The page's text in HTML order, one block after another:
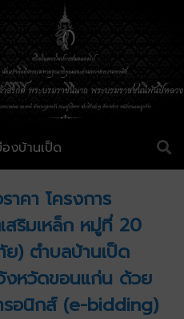
องบ้านเป็ด
าคา โครงการ
ริมเหล็ก หมู่ที่ 20
) ตำบลบ้านเป็ด
งหวัดขอนแก่น ด้วย
รอนิกส์ (e-bidding)